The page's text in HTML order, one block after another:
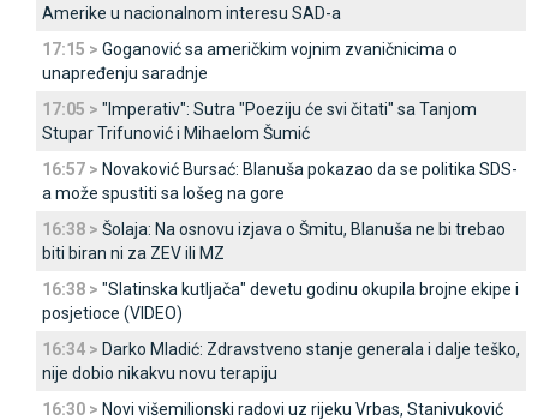
Amerike u nacionalnom interesu SAD-a
17:15 > Goganović sa američkim vojnim zvaničnicima o
unapređenju saradnje
17:05 > "Imperativ": Sutra "Poeziju će svi čitati" sa Tanjom
Stupar Trifunović i Mihaelom Šumić
16:57 > Novaković Bursać: Blanuša pokazao da se politika SDS-
a može spustiti sa lošeg na gore
16:38 > Šolaja: Na osnovu izjava o Šmitu, Blanuša ne bi trebao
biti biran ni za ZEV ili MZ
16:38 > "Slatinska kutljača" devetu godinu okupila brojne ekipe i
posjetioce (VIDEO)
16:34 > Darko Mladić: Zdravstveno stanje generala i dalje teško,
nije dobio nikakvu novu terapiju
16:30 > Novi višemilionski radovi uz rijeku Vrbas, Stanivuković